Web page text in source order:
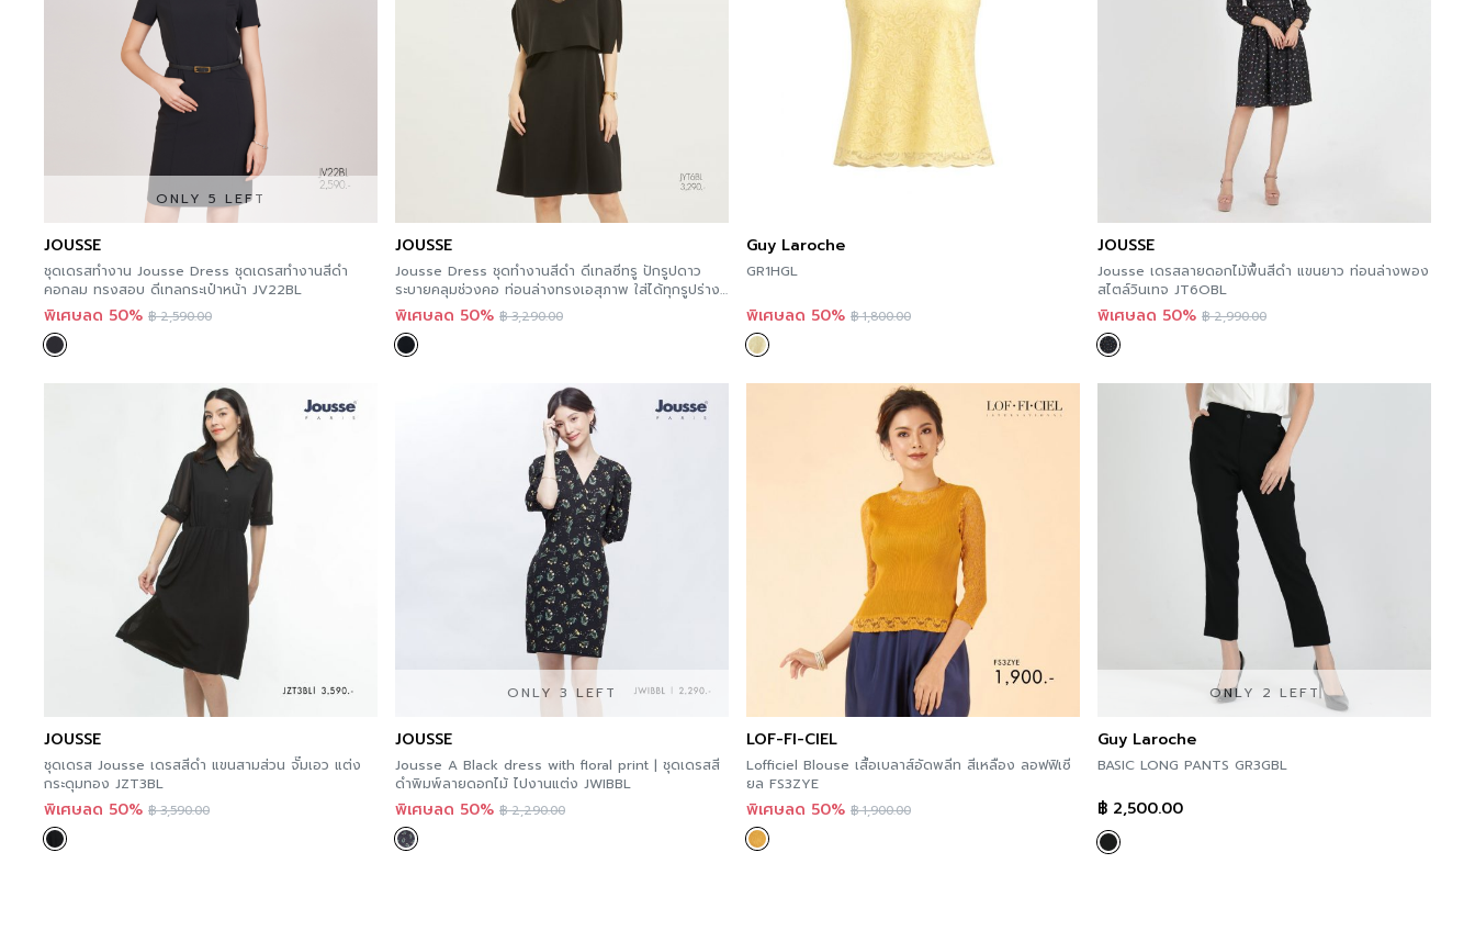
ONLY 5 LEFT
JOUSSE
ชุดเดรสทำงาน Jousse Dress ชุดเดรสทำงานสีดำ
คอกลม ทรงสอบ ดีเทลกระเป๋าหน้า JV22BL
พิเศษลด 50% ฿2,590.00
JOUSSE
Jousse Dress ชุดทำงานสีดำ ดีเทลซีทรู ปักรูปดาว
ระบายคลุมช่วงคอ ท่อนล่างทรงเอสุภาพ ใส่ได้ทุกรูปร่าง|
JYT6BL
พิเศษลด 50% ฿3,290.00
Guy Laroche
GR1HGL
พิเศษลด 50% ฿1,800.00
JOUSSE
Jousse เดรสลายดอกไม้พื้นสีดำ แขนยาว ท่อนล่างพอง
สไตล์วินเทจ JT6OBL
พิเศษลด 50% ฿2,990.00
JOUSSE
ชุดเดรส Jousse เดรสสีดำ แขนสามส่วน จั๊มเอว แต่ง
กระดุมทอง JZT3BL
พิเศษลด 50% ฿3,590.00
ONLY 3 LEFT
JOUSSE
Jousse A Black dress with floral print | ชุดเดรสสี
ดำพิมพ์ลายดอกไม้ ไปงานแต่ง JWIBBL
พิเศษลด 50% ฿2,290.00
LOF-FI-CIEL
Lofficiel Blouse เสื้อเบลาส์อัดพลีท สีเหลือง ลอฟฟิเซี
ยล FS3ZYE
พิเศษลด 50% ฿1,900.00
ONLY 2 LEFT
Guy Laroche
BASIC LONG PANTS GR3GBL
฿ 2,500.00